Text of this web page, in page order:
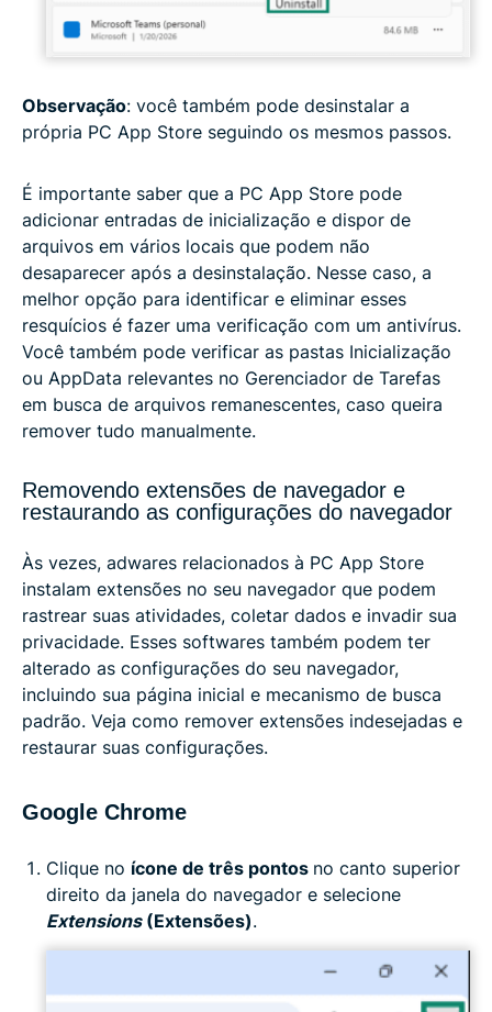
Observação: você também pode desinstalar a
própria PC App Store seguindo os mesmos passos.
É importante saber que a PC App Store pode
adicionar entradas de inicialização e dispor de
arquivos em vários locais que podem não
desaparecer após a desinstalação. Nesse caso, a
melhor opção para identificar e eliminar esses
resquícios é fazer uma verificação com um antivírus.
Você também pode verificar as pastas Inicialização
ou AppData relevantes no Gerenciador de Tarefas
em busca de arquivos remanescentes, caso queira
remover tudo manualmente.
Removendo extensões de navegador e
restaurando as configurações do navegador
Às vezes, adwares relacionados à PC App Store
instalam extensões no seu navegador que podem
rastrear suas atividades, coletar dados e invadir sua
privacidade. Esses softwares também podem ter
alterado as configurações do seu navegador,
incluindo sua página inicial e mecanismo de busca
padrão. Veja como remover extensões indesejadas e
restaurar suas configurações.
Google Chrome
Clique no ícone de três pontos no canto superior
direito da janela do navegador e selecione
Extensions (Extensões).